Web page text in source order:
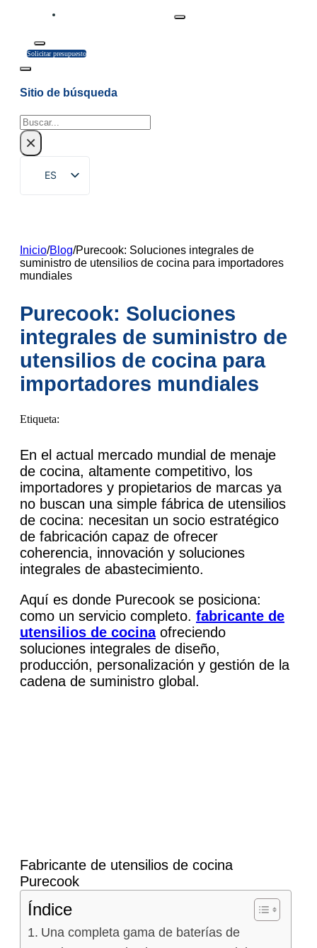
Solicitar presupuesto
Sitio de búsqueda
Buscar
×
ES
EN
FR
DE
PT
AR
JA
KO
Inicio/Blog/Purecook: Soluciones integrales de
suministro de utensilios de cocina para importadores
mundiales
Purecook: Soluciones
integrales de suministro de
utensilios de cocina para
importadores mundiales
Etiqueta:
En el actual mercado mundial de menaje
de cocina, altamente competitivo, los
importadores y propietarios de marcas ya
no buscan una simple fábrica de utensilios
de cocina: necesitan un socio estratégico
de fabricación capaz de ofrecer
coherencia, innovación y soluciones
integrales de abastecimiento.
Aquí es donde Purecook se posiciona:
como un servicio completo. fabricante de
utensilios de cocinaofreciendo
soluciones integrales de diseño,
producción, personalización y gestión de la
cadena de suministro global.
Fabricante de utensilios de cocina
Purecook
Índice
Una completa gama de baterías de